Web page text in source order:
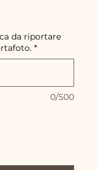
da riportare
*
0/500